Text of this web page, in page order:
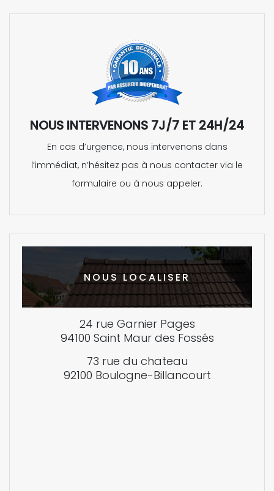
NOUS INTERVENONS 7J/7 ET 24H/24
En cas d’urgence, nous intervenons dans
l’immédiat, n’hésitez pas à nous contacter via le
formulaire ou à nous appeler.
NOUS LOCALISER
24 rue Garnier Pages
94100 Saint Maur des Fossés
73 rue du chateau
92100 Boulogne-Billancourt